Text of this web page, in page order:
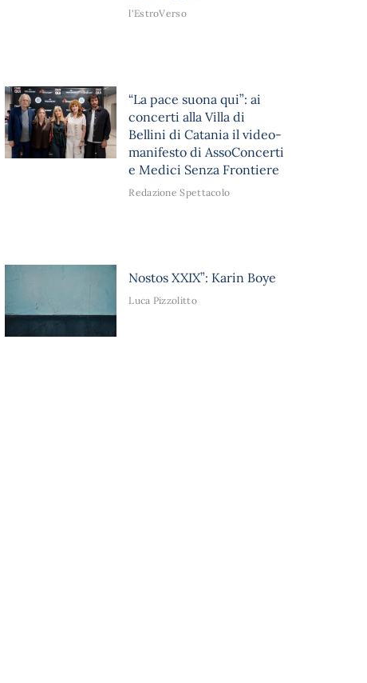
l'EstroVerso
“La pace suona qui”: ai
concerti alla Villa di
Bellini di Catania il video-
manifesto di AssoConcerti
e Medici Senza Frontiere
Redazione Spettacolo
Nostos XXIX”: Karin Boye
Luca Pizzolitto